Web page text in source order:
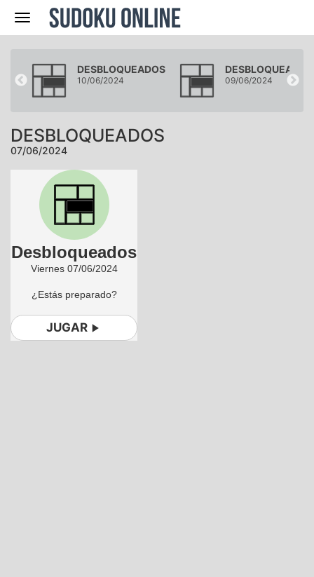
Navegación
DESBLOQUEADOS
10/06/2024
DESBLOQUEADOS
09/06/2024
DESBLOQUEADOS
07/06/2024
Desbloqueados
Viernes 07/06/2024
¿Estás preparado?
JUGAR